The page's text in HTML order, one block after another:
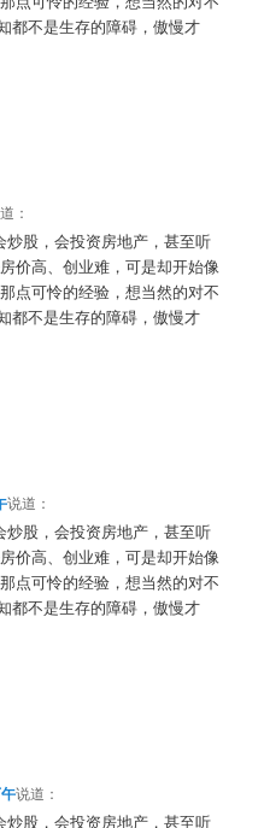
不是生存的障碍，傲慢才
：
炒股，会投资房地产，甚至听
价高、创业难，可是却开始像
点可怜的经验，想当然的对不
不是生存的障碍，傲慢才
说道：
炒股，会投资房地产，甚至听
价高、创业难，可是却开始像
点可怜的经验，想当然的对不
不是生存的障碍，傲慢才
说道：
炒股，会投资房地产，甚至听